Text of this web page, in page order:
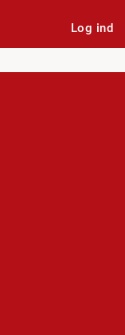
Log ind